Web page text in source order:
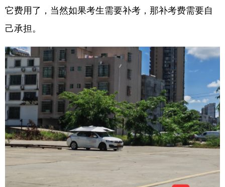
它费用了，当然如果考生需要补考，那补考费需要自
己承担。